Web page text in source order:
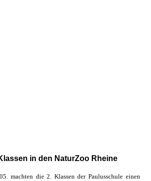
in den NaturZoo Rheine
machten die 2. Klassen der Paulusschule einen